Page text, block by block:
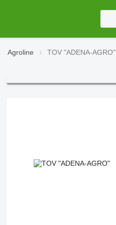
Agroline TOV "ADENA-AGRO"